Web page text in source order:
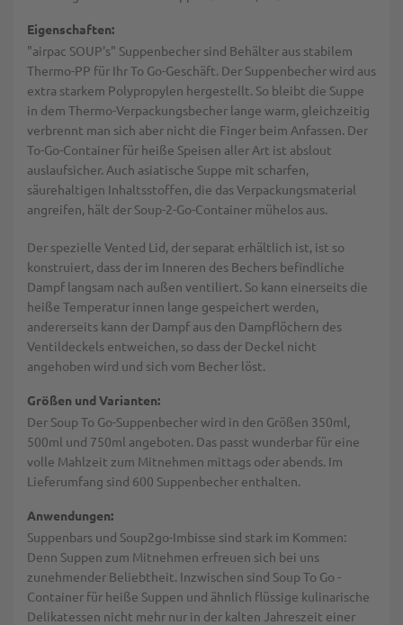
Eigenschaften:
"airpac SOUP's" Suppenbecher sind Behälter aus stabilem
Thermo-PP für Ihr To Go-Geschäft. Der Suppenbecher wird aus
extra starkem Polypropylen hergestellt. So bleibt die Suppe
in dem Thermo-Verpackungsbecher lange warm, gleichzeitig
verbrennt man sich aber nicht die Finger beim Anfassen. Der
To-Go-Container für heiße Speisen aller Art ist abslout
auslaufsicher. Auch asiatische Suppe mit scharfen,
säurehaltigen Inhaltsstoffen, die das Verpackungsmaterial
angreifen, hält der Soup-2-Go-Container mühelos aus.
Der spezielle Vented Lid, der separat erhältlich ist, ist so
konstruiert, dass der im Inneren des Bechers befindliche
Dampf langsam nach außen ventiliert. So kann einerseits die
heiße Temperatur innen lange gespeichert werden,
andererseits kann der Dampf aus den Dampflöchern des
Ventildeckels entweichen, so dass der Deckel nicht
angehoben wird und sich vom Becher löst.
Größen und Varianten:
Der Soup To Go-Suppenbecher wird in den Größen 350ml,
500ml und 750ml angeboten. Das passt wunderbar für eine
volle Mahlzeit zum Mitnehmen mittags oder abends. Im
Lieferumfang sind 600 Suppenbecher enthalten.
Anwendungen:
Suppenbars und Soup2go-Imbisse sind stark im Kommen:
Denn Suppen zum Mitnehmen erfreuen sich bei uns
zunehmender Beliebtheit. Inzwischen sind Soup To Go -
Container für heiße Suppen und ähnlich flüssige kulinarische
Delikatessen nicht mehr nur in der kalten Jahreszeit einer